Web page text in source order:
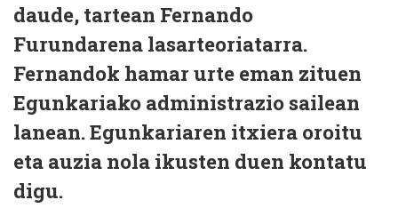
daude, tartean Fernando
Furundarena lasarteoriatarra.
Fernandok hamar urte eman zituen
Egunkariako administrazio sailean
lanean. Egunkariaren itxiera oroitu
eta auzia nola ikusten duen kontatu
digu.